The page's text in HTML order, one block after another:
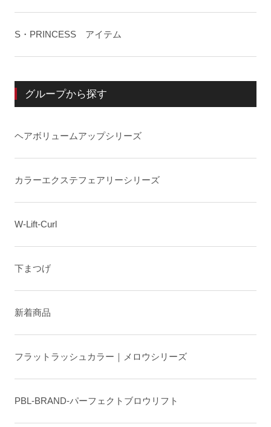
S・PRINCESS アイテム
グループから探す
ヘアボリュームアップシリーズ
カラーエクステフェアリーシリーズ
W-Lift-Curl
下まつげ
新着商品
フラットラッシュカラー｜メロウシリーズ
PBL-BRAND-パーフェクトブロウリフト